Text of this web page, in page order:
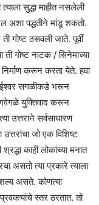
सुद्धा माहीत नसलेली
अशा पद्धतीने मांडू शकतो.
गोष्ट ठसवली जाते. पूर्वी
गोष्ट नाटक / सिनेमाच्या
करून करता येते. हवा
ईश्वर सगळीकडे भरून
युक्तिवाद करून
उत्तराने सर्वसाधारण
जो एक विशिष्ट
काही लोकांच्या मनात
असतो त्या प्रकारे त्याला
असते. कोणत्या
स्तर ठरतात. तो